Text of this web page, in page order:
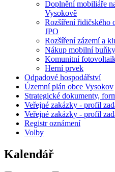
Doplnění mobiliáře
Vysokově
Rozšíření řidičského
JPO
Rozšíření zázemí a
Nákup mobilní
Komunitní
Herní prvek
Odpadové hospodářství
Územní plán obce Vysokov
Strategické dokumenty,
Veřejné zakázky - profil
Veřejné zakázky - profil
Registr oznámení
Volby
Kalendář